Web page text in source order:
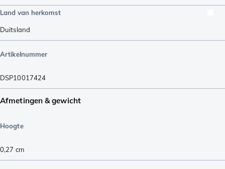
Land van herkomst
Duitsland
Artikelnummer
DSP10017424
Afmetingen & gewicht
Hoogte
0,27 cm